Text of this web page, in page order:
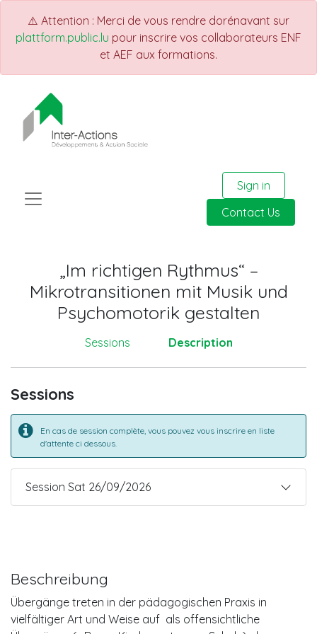
⚠️ Attention : Merci de vous rendre dorénavant sur
plattform.public.lu pour inscrire vos collaborateurs ENF
et AEF aux formations.
Sign in
Contact Us
„Im richtigen Rythmus“ –
Mikrotransitionen mit Musik und
Psychomotorik gestalten
Sessions Description
Sessions
En cas de session complète, vous pouvez vous inscrire en liste
d'attente ci dessous.
Session Sat 26/09/2026
Beschreibung
Übergänge treten in der pädagogischen Praxis in
vielfältiger Art und Weise auf als offensichtliche